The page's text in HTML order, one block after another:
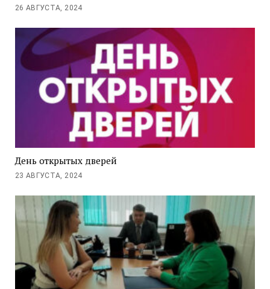
26 АВГУСТА, 2024
День открытых дверей
23 АВГУСТА, 2024